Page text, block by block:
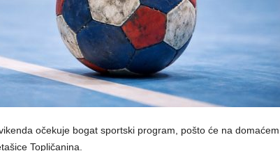
očekuje bogat sportski program, pošto će na domaćem
Topličanina.